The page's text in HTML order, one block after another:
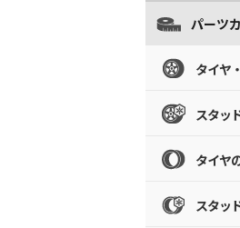
パーツ
タイヤ
スタッ
タイヤ
スタッ